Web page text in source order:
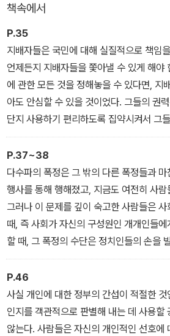
그리고 국가는 개인이나 단체의 활동과 능
한다. 그러나 국가가 그 역할을 제대로 수
의 목적을 위해 개인을 억압할 때에는 국
에 대한 국가의 간섭은 제한되어야 한다.
책속에서
P.35
지배자들은 국민에 대해 실질적으로 책임
언제든지 지배자들을 쫓아낼 수 있게 해야
에 관한 모든 것을 정해놓을 수 있다면, 지
아도 안심할 수 있을 것이었다. 그들의 권
단지 사용하기 편리하도록 집약시켜서 그
었다.
P.37~38
다수파의 폭정은 그 밖의 다른 폭정들과
행사를 통해 행해졌고, 지금도 여전히 사
그러나 이 문제를 깊이 숙고한 사람들은
때, 즉 사회가 자신의 구성원인 개개인들
할 때, 그 폭정의 수단은 정치인들의 손을
지 않는다. 사회는 자기 자신의 명령들을
한다. 그런데 사회가 올바르지 않고 잘못된
해서는 안 되는 일들과 관련된 명령들을
서 이루어지는 사회의 폭정은 온갖 종류의
하고 무시무시한 것이 되고 만다. 그 폭정
P.46
사실 개인에 대한 정부의 간섭이 적절한
인지를 객관적으로 판별해 내는 데 사용할
않는다. 사람들은 자신의 개인적인 선호에